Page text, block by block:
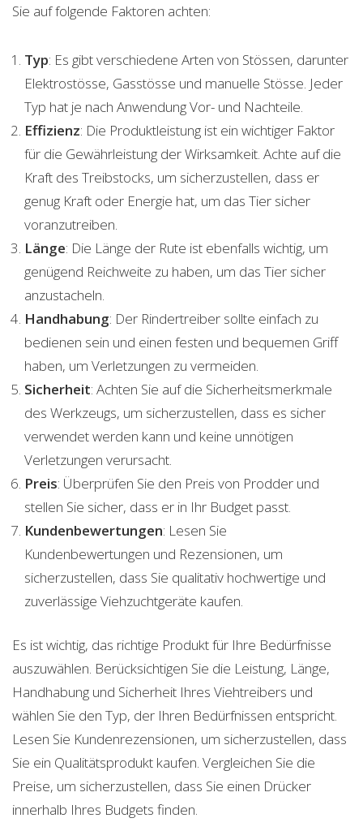
Sie auf folgende Faktoren achten:
Typ: Es gibt verschiedene Arten von Stössen, darunter
Elektrostösse, Gasstösse und manuelle Stösse. Jeder
Typ hat je nach Anwendung Vor- und Nachteile.
Effizienz: Die Produktleistung ist ein wichtiger Faktor
für die Gewährleistung der Wirksamkeit. Achte auf die
Kraft des Treibstocks, um sicherzustellen, dass er
genug Kraft oder Energie hat, um das Tier sicher
voranzutreiben.
Länge: Die Länge der Rute ist ebenfalls wichtig, um
genügend Reichweite zu haben, um das Tier sicher
anzustacheln.
Handhabung: Der Rindertreiber sollte einfach zu
bedienen sein und einen festen und bequemen Griff
haben, um Verletzungen zu vermeiden.
Sicherheit: Achten Sie auf die Sicherheitsmerkmale
des Werkzeugs, um sicherzustellen, dass es sicher
verwendet werden kann und keine unnötigen
Verletzungen verursacht.
Preis: Überprüfen Sie den Preis von Prodder und
stellen Sie sicher, dass er in Ihr Budget passt.
Kundenbewertungen: Lesen Sie
Kundenbewertungen und Rezensionen, um
sicherzustellen, dass Sie qualitativ hochwertige und
zuverlässige Viehzuchtgeräte kaufen.
Es ist wichtig, das richtige Produkt für Ihre Bedürfnisse
auszuwählen. Berücksichtigen Sie die Leistung, Länge,
Handhabung und Sicherheit Ihres Viehtreibers und
wählen Sie den Typ, der Ihren Bedürfnissen entspricht.
Lesen Sie Kundenrezensionen, um sicherzustellen, dass
Sie ein Qualitätsprodukt kaufen. Vergleichen Sie die
Preise, um sicherzustellen, dass Sie einen Drücker
innerhalb Ihres Budgets finden.